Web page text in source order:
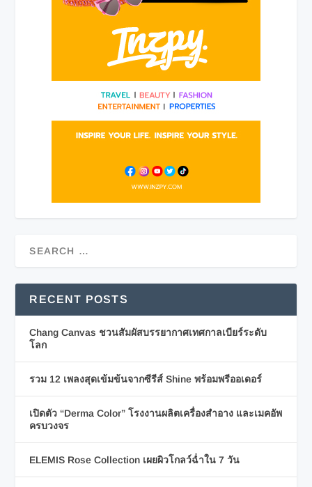
RECENT POSTS
Chang Canvas ชวนสัมผัสบรรยากาศเทศกาลเบียร์ระดับ
โลก
รวม 12 เพลงสุดเข้มข้นจากซีรีส์ Shine พร้อมพรีออเดอร์
เปิดตัว “Derma Color” โรงงานผลิตเครื่องสำอาง และเมคอัพ
ครบวงจร
ELEMIS Rose Collection เผยผิวโกลว์ฉ่ำใน 7 วัน